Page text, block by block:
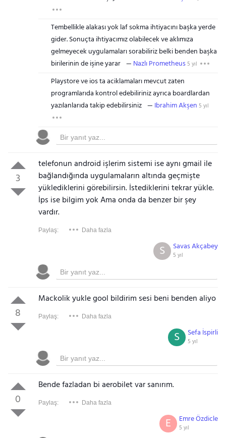
Tembellikle alakası yok laf sokma ihtiyacını başka yerde
gider. Sonuçta ihtiyacımız olabilecek ve aklımıza
gelmeyecek uygulamaları sorabiliriz belki benden başka
birilerinin de işine yarar
Nazlı Prometheus5 yıl
Playstore ve ios ta aciklamaları mevcut zaten
programlarıda kontrol edebiliriniz ayrıca boardlardan
yazılanlarıda takip edebilirsiniz
Ibrahim Akşen 5 yıl
3
telefonun android işlerim sistemi ise aynı gmail ile
bağlandığında uygulamaların altında geçmişte
yüklediklerini görebilirsin. İstediklerini tekrar yükle.
İps ise bilgim yok Ama onda da benzer bir şey
vardır.
Paylaş: Daha fazla
Savas Akçabey
5 yıl
S
8
Mackolik yukle gool bildirim sesi beni benden aliyo
Paylaş: Daha fazla
Sefa İspirli
5 yıl
S
0
Bende fazladan bi aerobilet var sanırım.
Paylaş: Daha fazla
Emre Özdicle
5 yıl
E